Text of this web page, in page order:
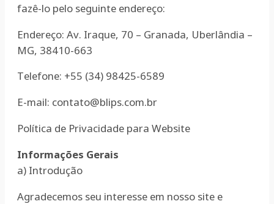
fazê-lo pelo seguinte endereço:
Endereço: Av. Iraque, 70 – Granada, Uberlândia –
MG, 38410-663
Telefone: +55 (34) 98425-6589
E-mail: contato@blips.com.br
Política de Privacidade para Website
Informações Gerais
a) Introdução
Agradecemos seu interesse em nosso site e